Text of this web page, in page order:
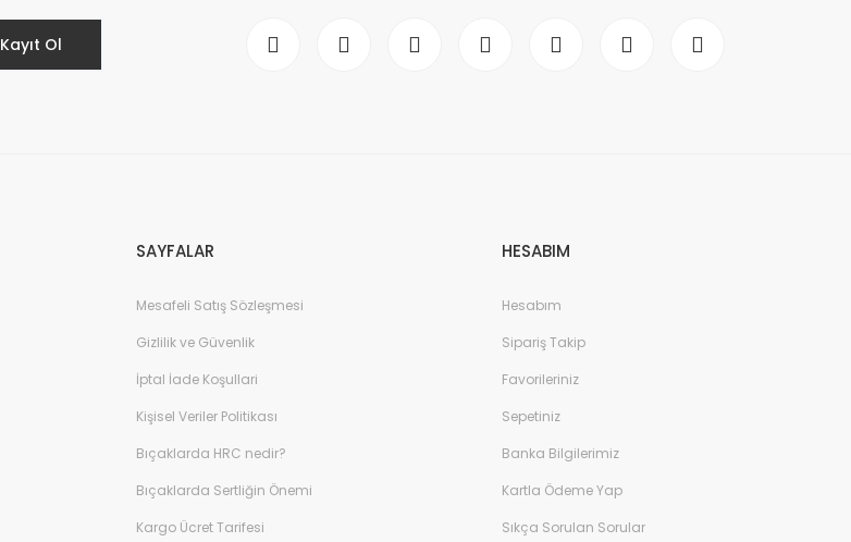
Kayıt Ol
SAYFALAR
Mesafeli Satış Sözleşmesi
Gizlilik ve Güvenlik
İptal İade Koşullari
Kişisel Veriler Politikası
Bıçaklarda HRC nedir?
Bıçaklarda Sertliğin Önemi
Kargo Ücret Tarifesi
HESABIM
Hesabım
Sipariş Takip
Favorileriniz
Sepetiniz
Banka Bilgilerimiz
Kartla Ödeme Yap
Sıkça Sorulan Sorular